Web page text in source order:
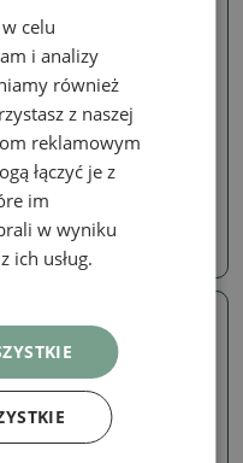
- Kamień z DAI
(podkładka drewniana)
SKU: 1408-SU25-86
zł
celu
i analizy
również
z naszej
reklamowym
łączyć je z
im
w wyniku
ich usług.